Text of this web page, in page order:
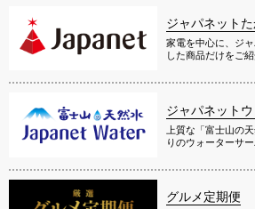
ジャパネット
家電を中心に、ジ
した商品だけをご紹
ジャパネット
上質な「富士山の
りのウォーターサ
グルメ定期便